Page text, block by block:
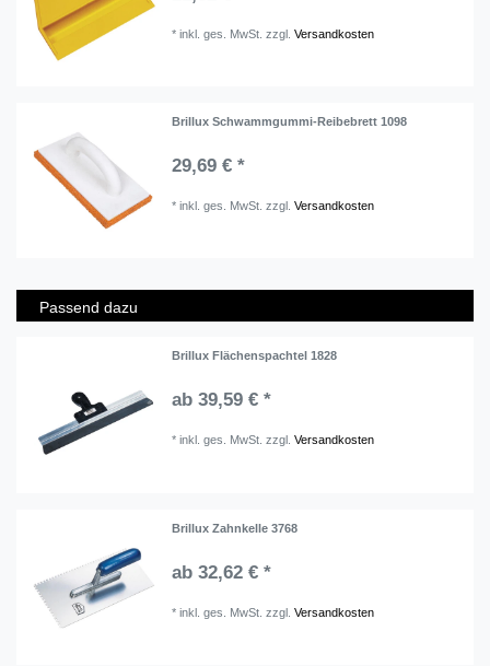
*inkl. ges. MwSt. zzgl.Versandkosten
Brillux Schwammgummi-Reibebrett 1098
29,69 € *
*inkl. ges. MwSt. zzgl.Versandkosten
Passend dazu
Brillux Flächenspachtel 1828
ab 39,59 € *
*inkl. ges. MwSt. zzgl.Versandkosten
Brillux Zahnkelle 3768
ab 32,62 € *
*inkl. ges. MwSt. zzgl.Versandkosten